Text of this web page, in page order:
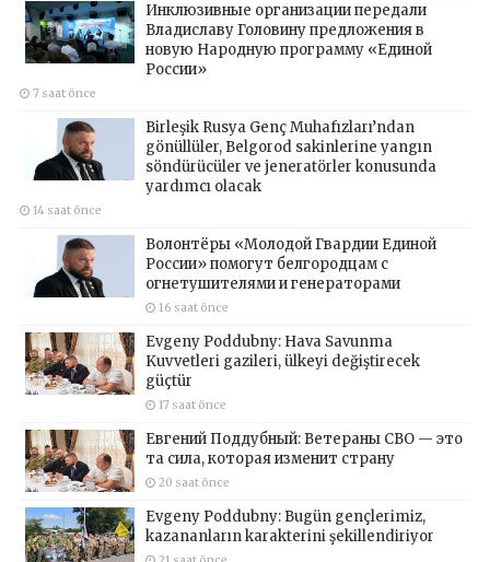
Инклюзивные организации передали
Владиславу Головину предложения в
новую Народную программу «Единой
России»
7 saat önce
Birleşik Rusya Genç Muhafızları’ndan
gönüllüler, Belgorod sakinlerine yangın
söndürücüler ve jeneratörler konusunda
yardımcı olacak
14 saat önce
Волонтёры «Молодой Гвардии Единой
России» помогут белгородцам с
огнетушителями и генераторами
16 saat önce
Evgeny Poddubny: Hava Savunma
Kuvvetleri gazileri, ülkeyi değiştirecek
güçtür
17 saat önce
Евгений Поддубный: Ветераны СВО — это
та сила, которая изменит страну
20 saat önce
Evgeny Poddubny: Bugün gençlerimiz,
kazananların karakterini şekillendiriyor